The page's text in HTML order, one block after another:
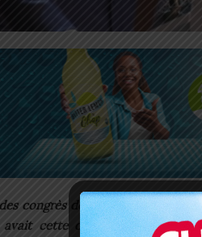
congrès de Lomé, en ce 8
avait cette densité rare, celle